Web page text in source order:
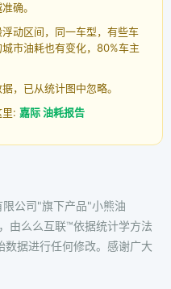
确。
动区间，同一车型，有些车
市油耗也有变化，80%车主
，已从统计图中忽略。
: 嘉际 油耗报告
公司"旗下产品"小熊油
由么么互联™依据统计学方法
据进行任何修改。感谢广大